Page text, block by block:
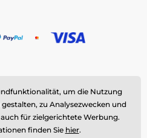
14, 747 18 Píšť, Tschechische
| Tel: +420 591 142 359
VAT: CZ09604707
um die Nutzung
zu Analysezwecken und
für zielgerichtete Werbung.
finden Sie hier.